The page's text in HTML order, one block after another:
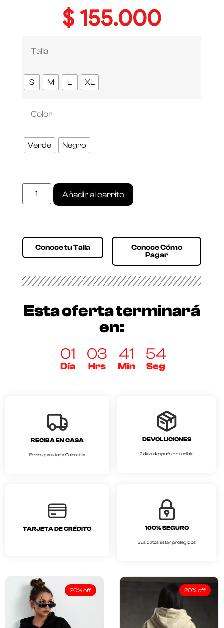
$ 155.000
Talla
S M L XL
Color
Verde Negro
Añadir al carrito
Conoce tu Talla
Conoce Cómo
Pagar
Esta oferta terminará
en:
01
Día
03
Hrs
41
Min
54
Seg
RECIBA EN CASA
Envios para toda Colombia
DEVOLUCIONES
7 días después de recibir
TARJETA DE CRÉDITO 100% SEGURO
Sus datos están protegidos
20% off 20% off